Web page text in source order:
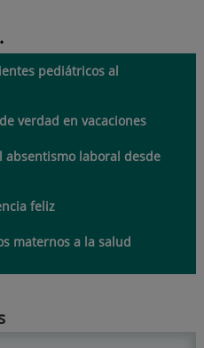
pediátricos al
verdad en vacaciones
absentismo laboral desde
feliz
maternos a la salud